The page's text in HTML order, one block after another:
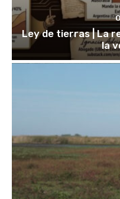
Ley de tierras | La
la